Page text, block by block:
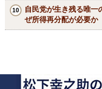
自民党が生き残る唯
ぜ所得再分配が必要か